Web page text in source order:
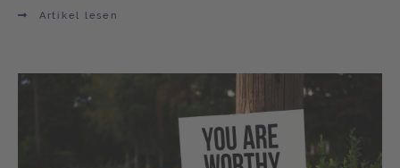
Artikel lesen